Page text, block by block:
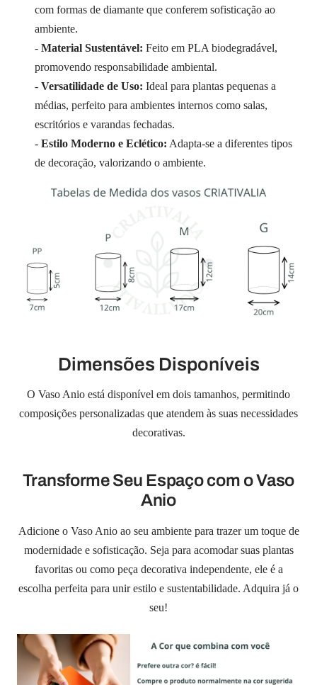
com formas de diamante que conferem sofisticação ao
ambiente.
- Material Sustentável: Feito em PLA biodegradável,
promovendo responsabilidade ambiental.
- Versatilidade de Uso: Ideal para plantas pequenas a
médias, perfeito para ambientes internos como salas,
escritórios e varandas fechadas.
- Estilo Moderno e Eclético: Adapta-se a diferentes tipos
de decoração, valorizando o ambiente.
Dimensões Disponíveis
O Vaso Anio está disponível em dois tamanhos, permitindo
composições personalizadas que atendem às suas necessidades
decorativas.
Transforme Seu Espaço com o Vaso
Anio
Adicione o Vaso Anio ao seu ambiente para trazer um toque de
modernidade e sofisticação. Seja para acomodar suas plantas
favoritas ou como peça decorativa independente, ele é a
escolha perfeita para unir estilo e sustentabilidade. Adquira já o
seu!